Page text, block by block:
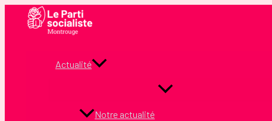
Actualité
Notre actualité